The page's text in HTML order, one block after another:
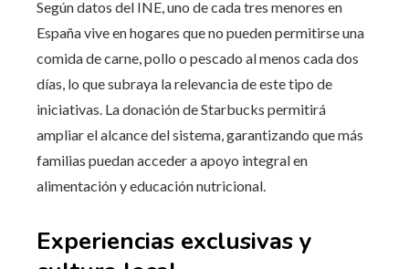
Según datos del INE, uno de cada tres menores en
España vive en hogares que no pueden permitirse una
comida de carne, pollo o pescado al menos cada dos
días, lo que subraya la relevancia de este tipo de
iniciativas. La donación de Starbucks permitirá
ampliar el alcance del sistema, garantizando que más
familias puedan acceder a apoyo integral en
alimentación y educación nutricional.
Experiencias exclusivas y